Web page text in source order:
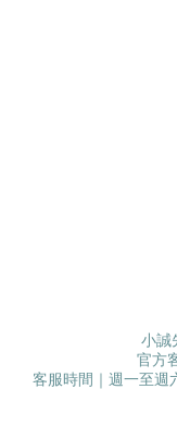
小誠
官方
客服時間｜週一至